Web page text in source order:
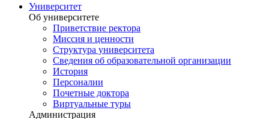
Университет
Об университете
Приветствие ректора
Миссия и ценности
Структура университета
Сведения об образовательной организации
История
Персоналии
Почетные доктора
Виртуальные туры
Администрация